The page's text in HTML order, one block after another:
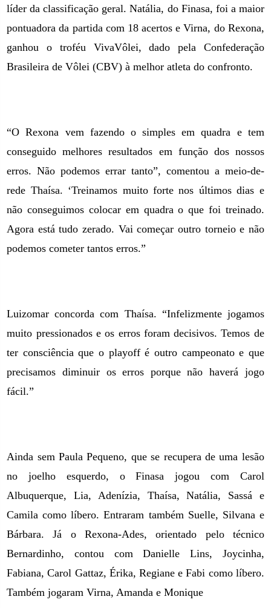
líder da classificação geral. Natália, do Finasa, foi a maior
pontuadora da partida com 18 acertos e Virna, do Rexona,
ganhou o troféu VivaVôlei, dado pela Confederação
Brasileira de Vôlei (CBV) à melhor atleta do confronto.
“O Rexona vem fazendo o simples em quadra e tem
conseguido melhores resultados em função dos nossos
erros. Não podemos errar tanto”, comentou a meio-de-
rede Thaísa. ‘Treinamos muito forte nos últimos dias e
não conseguimos colocar em quadra o que foi treinado.
Agora está tudo zerado. Vai começar outro torneio e não
podemos cometer tantos erros.”
Luizomar concorda com Thaísa. “Infelizmente jogamos
muito pressionados e os erros foram decisivos. Temos de
ter consciência que o playoff é outro campeonato e que
precisamos diminuir os erros porque não haverá jogo
fácil.”
Ainda sem Paula Pequeno, que se recupera de uma lesão
no joelho esquerdo, o Finasa jogou com Carol
Albuquerque, Lia, Adenízia, Thaísa, Natália, Sassá e
Camila como líbero. Entraram também Suelle, Silvana e
Bárbara. Já o Rexona-Ades, orientado pelo técnico
Bernardinho, contou com Danielle Lins, Joycinha,
Fabiana, Carol Gattaz, Érika, Regiane e Fabi como líbero.
Também jogaram Virna, Amanda e Monique